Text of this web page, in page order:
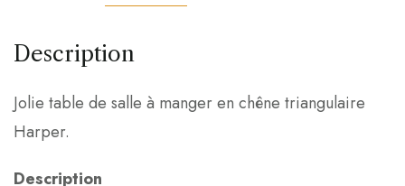
Description
Jolie table de salle à manger en chêne triangulaire
Harper.
Description